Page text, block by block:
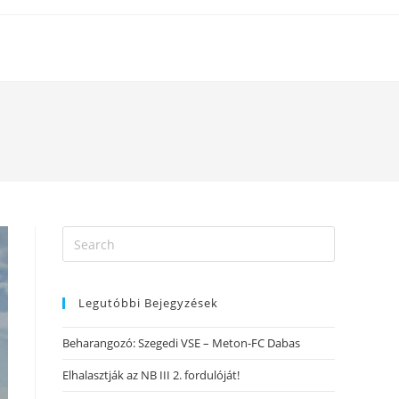
Legutóbbi Bejegyzések
Beharangozó: Szegedi VSE – Meton-FC Dabas
Elhalasztják az NB III 2. fordulóját!